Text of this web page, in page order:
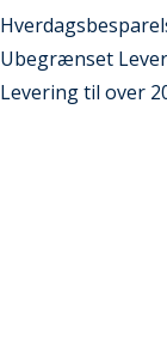
Ubegrænset
Levering til over